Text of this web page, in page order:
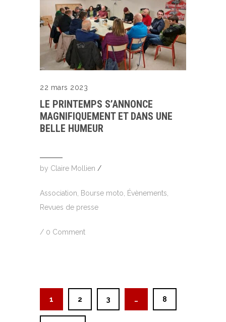
22 mars 2023
LE PRINTEMPS S’ANNONCE
MAGNIFIQUEMENT ET DANS UNE
BELLE HUMEUR
by Claire Mollien /
Association, Bourse moto, Évènements,
Revues de presse
/ 0 Comment
1 2 3 … 8